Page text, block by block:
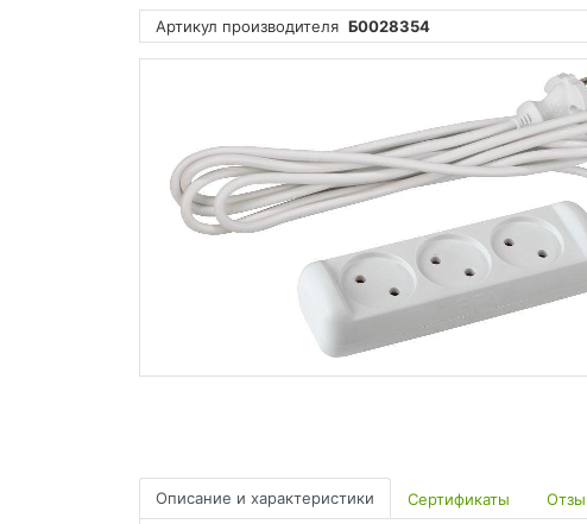
Артикул производителя Б0028354
Описание и характеристики Сертификаты